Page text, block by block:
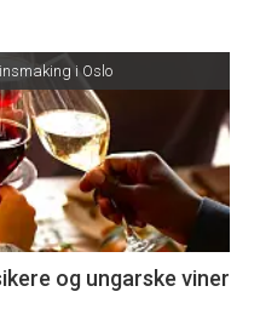
i Oslo
og ungarske viner